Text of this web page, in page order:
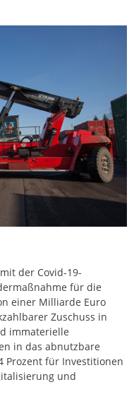
der Covid-19-
für die
einer Milliarde Euro
Zuschuss in
immaterielle
in das abnutzbare
Prozent für Investitionen
und